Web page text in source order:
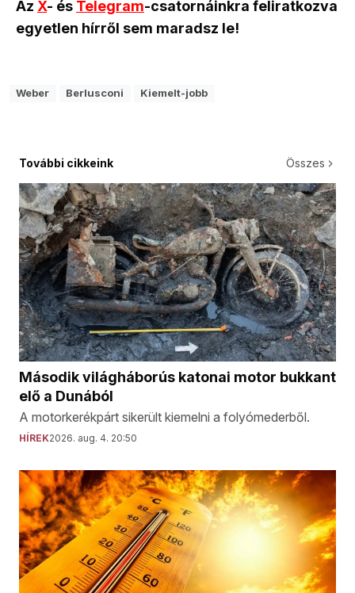
Az X- és Telegram-csatornáinkra feliratkozva
egyetlen hírről sem maradsz le!
Weber Berlusconi Kiemelt-jobb
További cikkeink Összes
Második világháborús katonai motor bukkant
elő a Dunából
A motorkerékpárt sikerült kiemelni a folyómederből.
HÍREK2026. aug. 4. 20:50